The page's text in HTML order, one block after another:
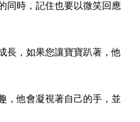
同時，記住也要以微笑回應
長，如果您讓寶寶趴著，他
，他會凝視著自己的手，並